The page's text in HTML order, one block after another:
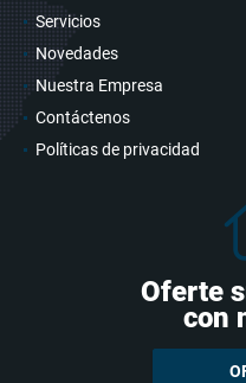
Servicios
Novedades
Nuestra Empresa
Contáctenos
Políticas de privacidad
Oferte
con